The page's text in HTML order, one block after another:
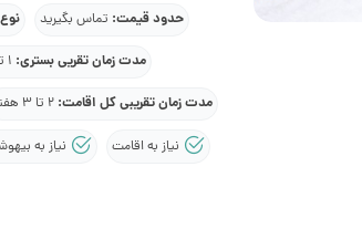
حدود قیمت: تماس بگیرید
مدت زمان تقریی بستری: 1 تا 2 روز
مدت زمان تقریبی کل اقامت:2 تا 3 هفته
نیاز به اقامت نیاز به